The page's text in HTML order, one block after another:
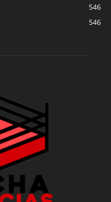
546
546